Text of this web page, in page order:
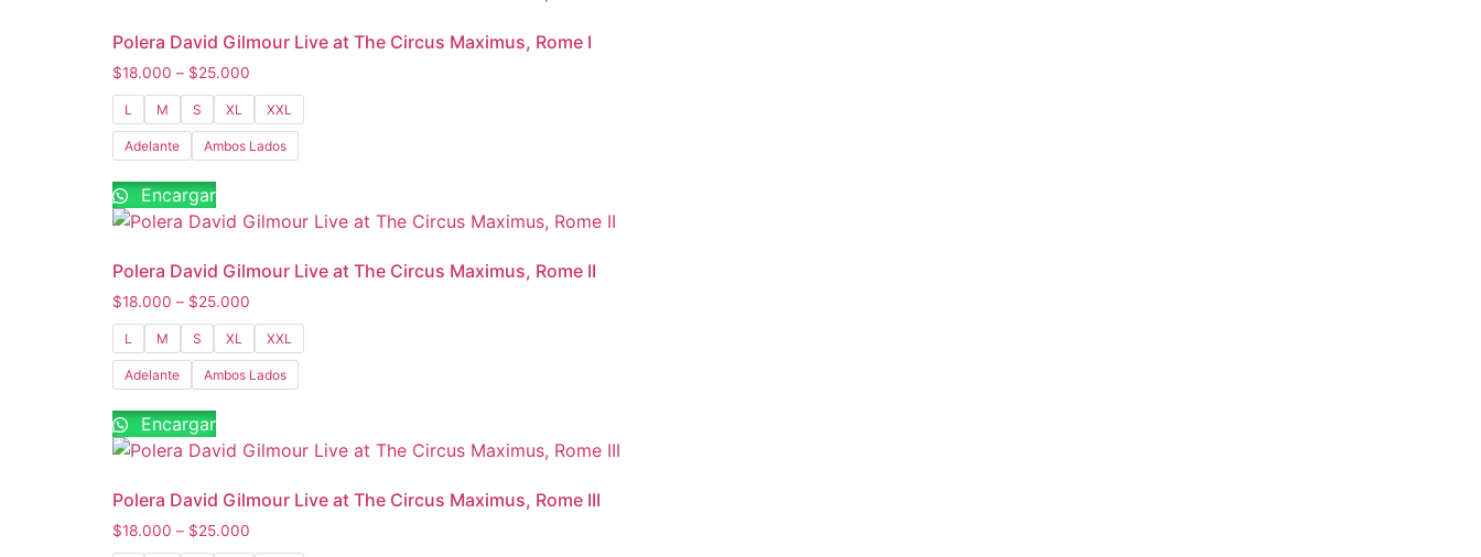
Polera David Gilmour Live at The Circus Maximus, Rome I
$18.000 – $25.000
L M S XL XXL
Adelante Ambos Lados
Encargar
Polera David Gilmour Live at The Circus Maximus, Rome II
$18.000 – $25.000
L M S XL XXL
Adelante Ambos Lados
Encargar
Polera David Gilmour Live at The Circus Maximus, Rome III
$18.000 – $25.000